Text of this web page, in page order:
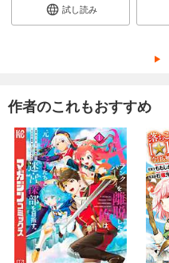
試し読み
作者のこれもおすすめ